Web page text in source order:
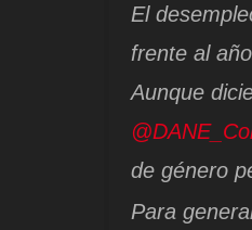
El
frente al
Aunque
de género
Para